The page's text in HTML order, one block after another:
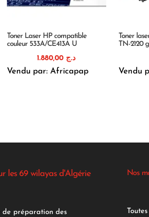
Toner Laser HP compatible
couleur 533A/CE413A U
د.ج
Vendu par: Africapap
Toner
TN-2120
Vendu
les 69 wilayas d'Algérie
de préparation des
Nos